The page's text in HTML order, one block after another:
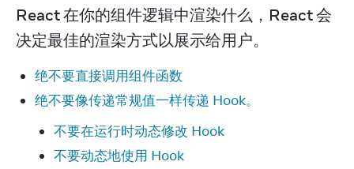
React 在你的组件逻辑中渲染什么，React 会
决定最佳的渲染方式以展示给用户。
绝不要直接调用组件函数
绝不要像传递常规值一样传递 Hook。
不要在运行时动态修改 Hook
不要动态地使用 Hook